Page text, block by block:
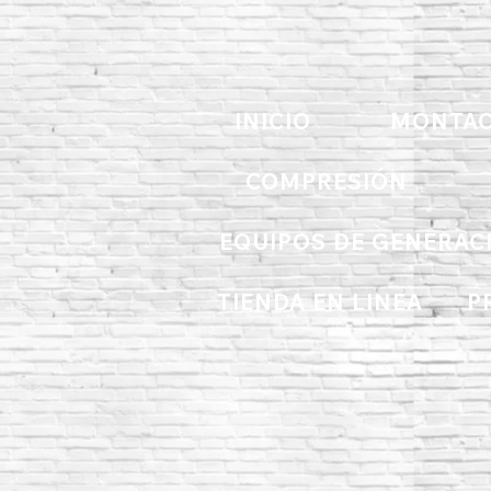
INICIO
COMPRESIÓN
EQUIPOS DE
TIENDA EN LINEA